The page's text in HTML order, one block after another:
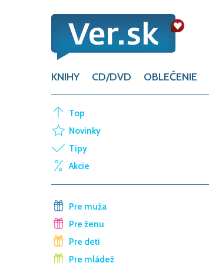
KNIHY CD/DVD OBLEČENIE
Top
Novinky
Tipy
Akcie
Pre muža
Pre ženu
Pre deti
Pre mládež